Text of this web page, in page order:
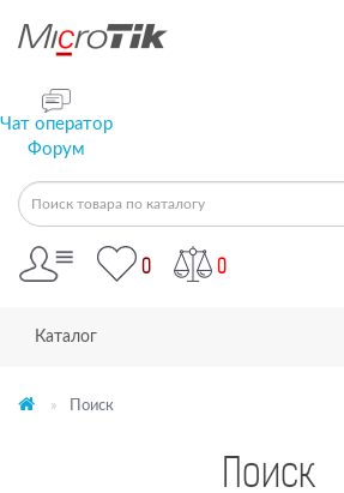
Чат оператор
Форум
0 0
Каталог
Поиск
Поиск